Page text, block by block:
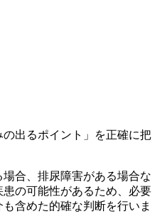
出るポイント」を正確に把
合、排尿障害がある場合な
の可能性があるため、必要
含めた的確な判断を行いま